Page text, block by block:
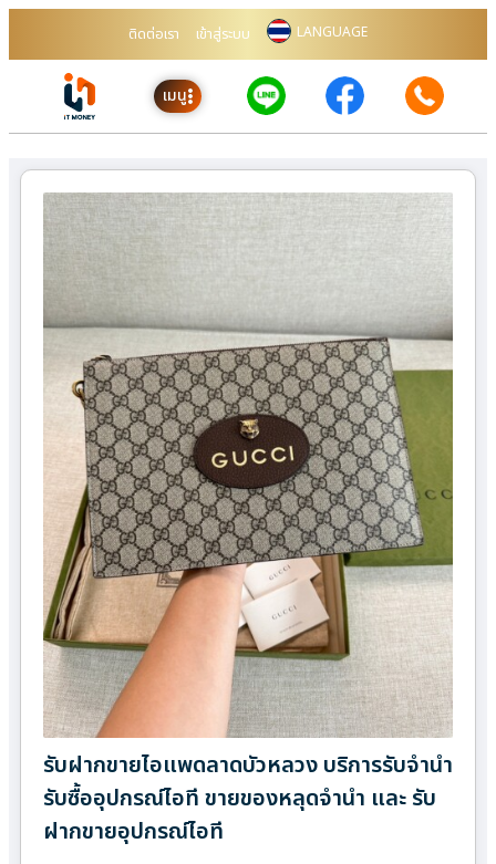
ติดต่อเรา เข้าสู่ระบบ LANGUAGE
เมนู
รับฝากขายไอแพดลาดบัวหลวง บริการรับจำนำ
รับซื้ออุปกรณ์ไอที ขายของหลุดจำนำ และ รับ
ฝากขายอุปกรณ์ไอที